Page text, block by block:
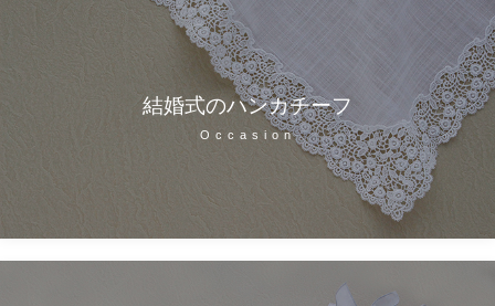
結婚式のハンカチーフ
Occasion